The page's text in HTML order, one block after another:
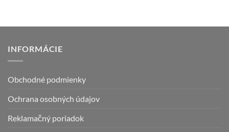
viacero
Možnosti
si
vybrať
stránke
produktu.
INFORMÁCIE
Obchodné podmienky
Ochrana osobných údajov
Reklamačný poriadok